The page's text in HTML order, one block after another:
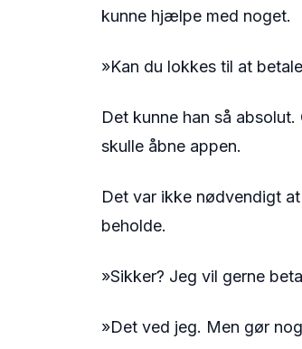
kunne hjælpe med noget.
»Kan du lokkes til at
Det kunne han så
skulle åbne appen.
Det var ikke nødvendigt
beholde.
»Sikker? Jeg vil gerne
»Det ved jeg. Men gør